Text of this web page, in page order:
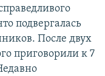
подвергалась
После двух
приговорили к 7